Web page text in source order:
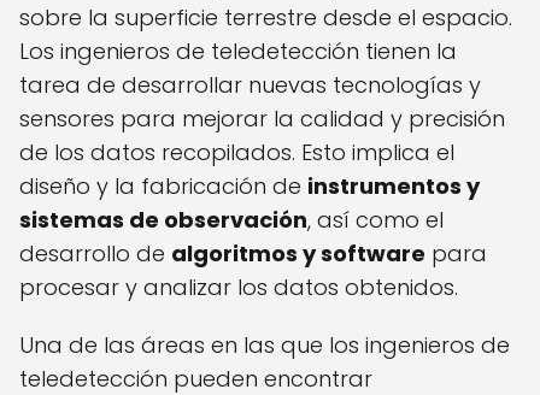
sobre la superficie terrestre desde el espacio.
Los ingenieros de teledetección tienen la
tarea de desarrollar nuevas tecnologías y
sensores para mejorar la calidad y precisión
de los datos recopilados. Esto implica el
diseño y la fabricación de instrumentos y
sistemas de observación, así como el
desarrollo de algoritmos y software para
procesar y analizar los datos obtenidos.
Una de las áreas en las que los ingenieros de
teledetección pueden encontrar